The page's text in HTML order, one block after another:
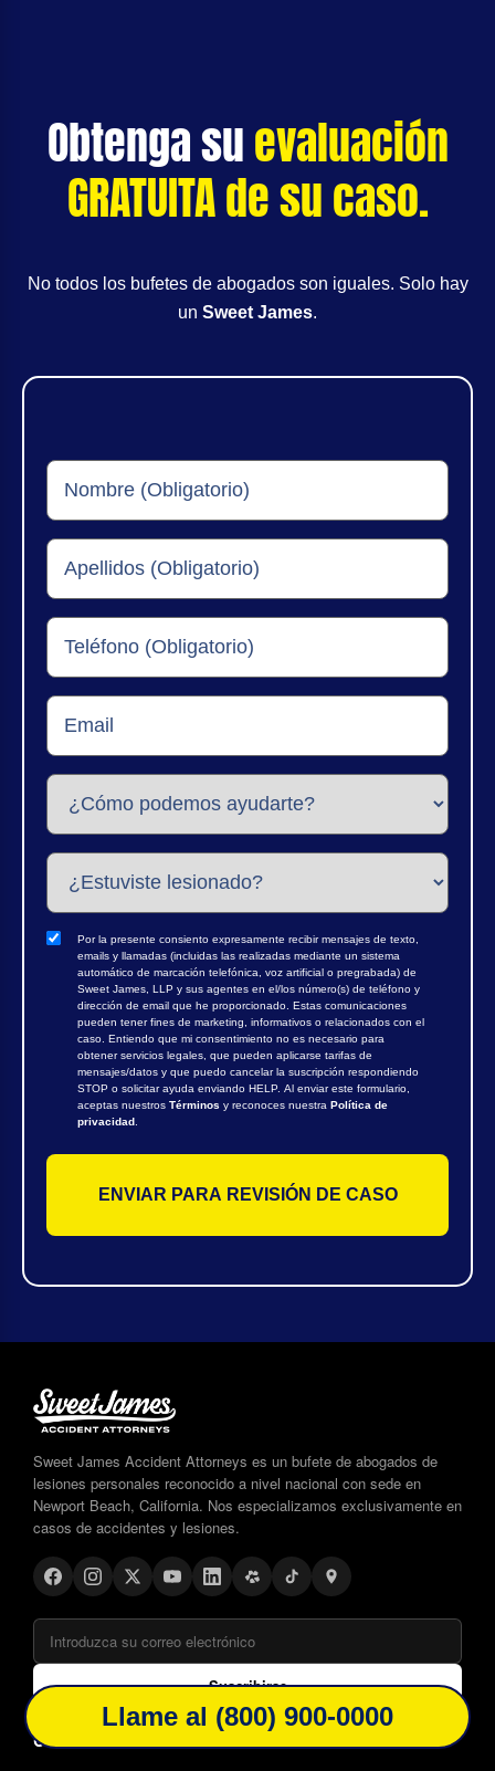
Obtenga suevaluación
GRATUITA de su caso.
No todos los bufetes de abogados son iguales. Solo hay
un Sweet James.
Por la presente consiento expresamente recibir mensajes de texto,
emails y llamadas (incluidas las realizadas mediante un sistema
automático de marcación telefónica, voz artificial o pregrabada) de
Sweet James, LLP y sus agentes en el/los número(s) de teléfono y
dirección de email que he proporcionado. Estas comunicaciones
pueden tener fines de marketing, informativos o relacionados con el
caso. Entiendo que mi consentimiento no es necesario para
obtener servicios legales, que pueden aplicarse tarifas de
mensajes/datos y que puedo cancelar la suscripción respondiendo
STOP o solicitar ayuda enviando HELP. Al enviar este formulario,
aceptas nuestros Términos y reconoces nuestra Política de
privacidad .
Sweet James Accident Attorneys es un bufete de abogados de
lesiones personales reconocido a nivel nacional con sede en
Newport Beach, California. Nos especializamos exclusivamente en
casos de accidentes y lesiones.
Suscribirse
CÓMO PODEMOS AYUDARTE
Llame al (800) 900-0000